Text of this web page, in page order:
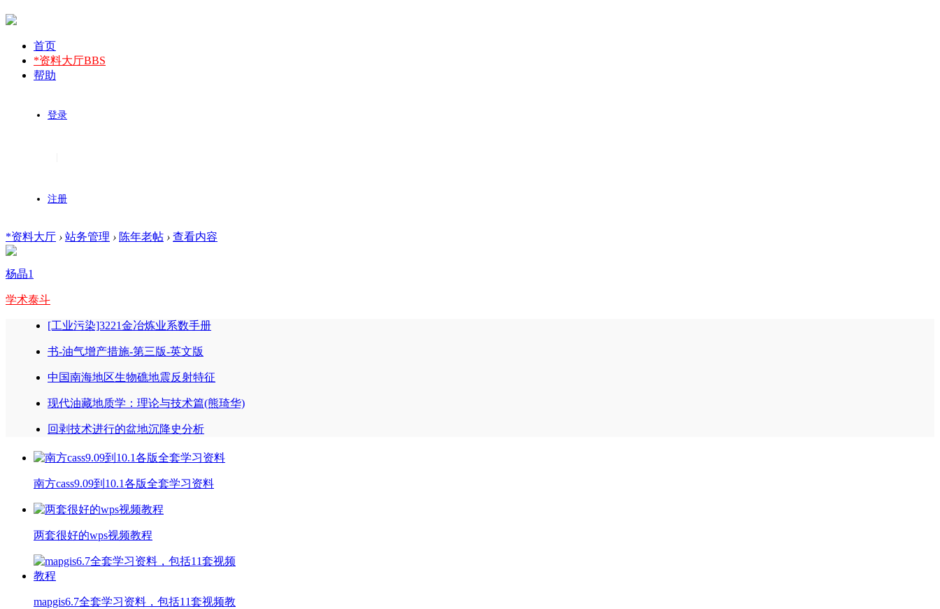
首页
*资料大厅BBS
帮助
登录
注册
*资料大厅 › 站务管理 › 陈年老帖 › 查看内容
杨晶1
学术泰斗
[工业污染]3221金冶炼业系数手册
书-油气增产措施-第三版-英文版
中国南海地区生物礁地震反射特征
现代油藏地质学：理论与技术篇(熊琦华)
回剥技术进行的盆地沉降史分析
南方cass9.09到10.1各版全套学习资料
两套很好的wps视频教程
mapgis6.7全套学习资料，包括11套视频教